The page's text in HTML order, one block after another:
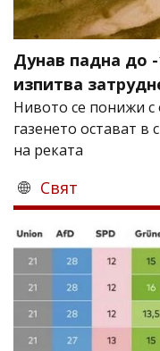
Дунав падна до
изпитва
Нивото се понижи с
газенето остават в
на реката
Свят